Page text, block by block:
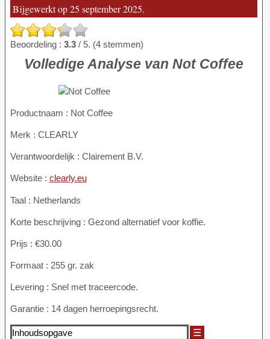
Bijgewerkt op 25 september 2025.
Beoordeling : 3.3 / 5. (4 stemmen)
Volledige Analyse van Not Coffee
Productnaam : Not Coffee
Merk : CLEARLY
Verantwoordelijk : Clairement B.V.
Website : clearly.eu
Taal : Netherlands
Korte beschrijving : Gezond alternatief voor koffie.
Prijs : €30.00
Formaat : 255 gr. zak
Levering : Snel met traceercode.
Garantie : 14 dagen herroepingsrecht.
Inhoudsopgave ☰